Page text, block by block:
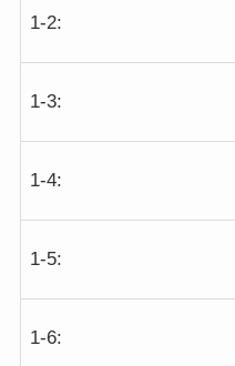
1-2:
1-3:
1-4:
1-5:
1-6: